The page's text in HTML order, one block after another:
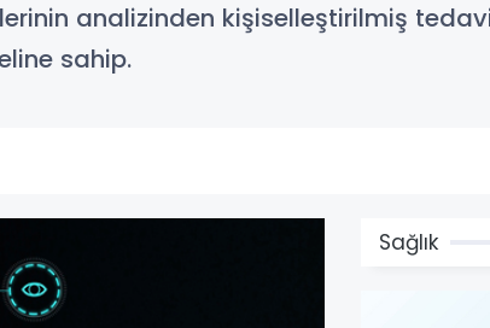
analizinden kişiselleştirilmiş
sahip.
Sağlık